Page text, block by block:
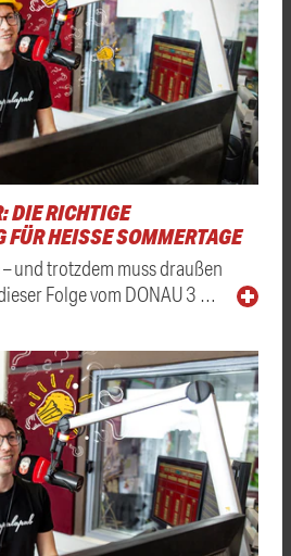
DIE RICHTIGE
HEISSE SOMMERTAGE
und trotzdem muss draußen
Folge vom DONAU 3 …